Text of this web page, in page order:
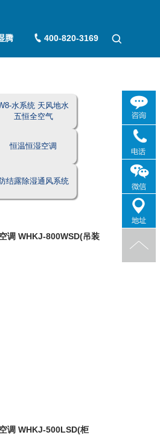
腾 400-820-3169
水系统 天风地水
五恒全空气
恒温恒湿空调
结露除湿通风系统
调 WHKJ-800WSD(吊装
调 WHKJ-500LSD(柜